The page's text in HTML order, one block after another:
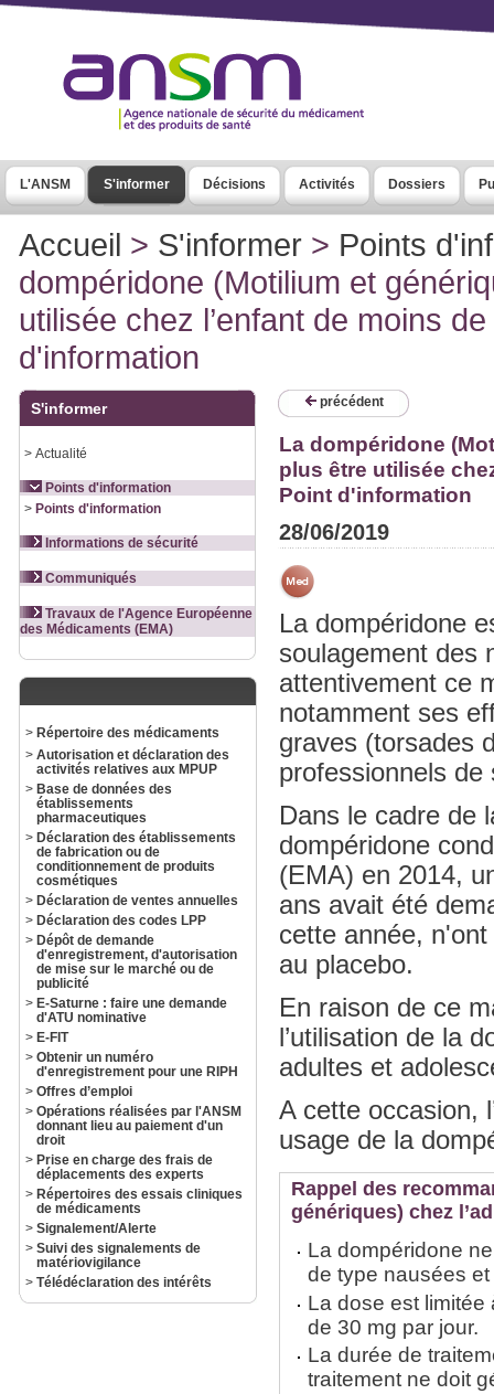
L'ANSM S'informer Décisions Activités Dossiers
Accueil > S'informer > Points
dompéridone (Motilium et
utilisée chez l’enfant de moins
d'information
S'informer
> Actualité
Points d'information
> Points d'information
Informations de sécurité
Communiqués
Travaux de l'Agence Européenne
des Médicaments (EMA)
> Répertoire des médicaments
> Autorisation et déclaration des
activités relatives aux MPUP
> Base de données des
établissements
pharmaceutiques
> Déclaration des établissements
de fabrication ou de
conditionnement de produits
cosmétiques
> Déclaration de ventes annuelles
> Déclaration des codes LPP
> Dépôt de demande
d'enregistrement, d'autorisation
de mise sur le marché ou de
publicité
> E-Saturne : faire une demande
d'ATU nominative
> E-FIT
> Obtenir un numéro
d'enregistrement pour une RIPH
> Offres d’emploi
> Opérations réalisées par l'ANSM
donnant lieu au paiement d'un
droit
> Prise en charge des frais de
déplacements des experts
> Répertoires des essais cliniques
de médicaments
> Signalement/Alerte
> Suivi des signalements de
matériovigilance
> Télédéclaration des intérêts
précédent
La dompéridone
plus être utilisée
Point d'information
28/06/2019
La dompéridone
soulagement des
attentivement ce
notamment ses
graves (torsades
professionnels de
Dans le cadre de
dompéridone
(EMA) en 2014,
ans avait été
cette année,
au placebo.
En raison de ce
l’utilisation de la
adultes et
A cette occasion,
usage de la
Rappel des
génériques) chez
La dompéridone
de type nausées
La dose est
de 30 mg par jour.
La durée de
traitement ne doit